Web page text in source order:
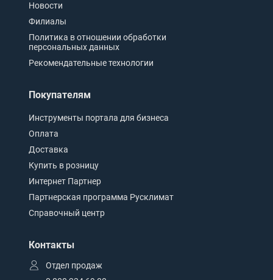
Новости
Филиалы
Политика в отношении обработки
персональных данных
Рекомендательные технологии
Покупателям
Инструменты портала для бизнеса
Оплата
Доставка
Купить в розницу
Интернет Партнер
Партнерская программа Русклимат
Справочный центр
Контакты
Отдел продаж